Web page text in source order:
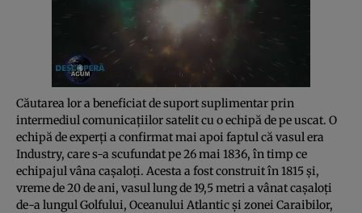
Căutarea lor a beneficiat de suport suplimentar prin
intermediul comunicațiilor satelit cu o echipă de pe uscat. O
echipă de experți a confirmat mai apoi faptul că vasul era
Industry, care s-a scufundat pe 26 mai 1836, în timp ce
echipajul vâna cașaloți. Acesta a fost construit în 1815 și,
vreme de 20 de ani, vasul lung de 19,5 metri a vânat cașaloți
de-a lungul Golfului, Oceanului Atlantic și zonei Caraibilor,